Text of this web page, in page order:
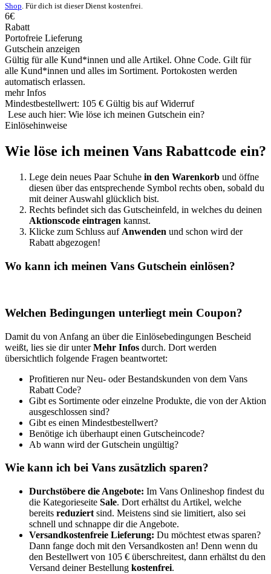
Shop . Für dich ist dieser Dienst kostenfrei.
6€
Rabatt
Portofreie Lieferung
Gutschein anzeigen
Gültig für alle Kund*innen und alle Artikel. Ohne Code. Gilt für
alle Kund*innen und alles im Sortiment. Portokosten werden
automatisch erlassen.
mehr Infos
Mindestbestellwert: 105 € Gültig bis auf Widerruf
Lese auch hier: Wie löse ich meinen Gutschein ein?
Einlösehinweise
Wie löse ich meinen Vans Rabattcode ein?
Lege dein neues Paar Schuhe in den Warenkorb und öffne
diesen über das entsprechende Symbol rechts oben, sobald du
mit deiner Auswahl glücklich bist.
Rechts befindet sich das Gutscheinfeld, in welches du deinen
Aktionscode eintragen kannst.
Klicke zum Schluss auf Anwenden und schon wird der
Rabatt abgezogen!
Wo kann ich meinen Vans Gutschein einlösen?
Welchen Bedingungen unterliegt mein Coupon?
Damit du von Anfang an über die Einlösebedingungen Bescheid
weißt, lies sie dir unterMehr Infos durch. Dort werden
übersichtlich folgende Fragen beantwortet:
Profitieren nur Neu- oder Bestandskunden von dem Vans
Rabatt Code?
Gibt es Sortimente oder einzelne Produkte, die von der Aktion
ausgeschlossen sind?
Gibt es einen Mindestbestellwert?
Benötige ich überhaupt einen Gutscheincode?
Ab wann wird der Gutschein ungültig?
Wie kann ich bei Vans zusätzlich sparen?
Durchstöbere die Angebote: Im Vans Onlineshop findest du
die Kategorieseite Sale. Dort erhältst du Artikel, welche
bereits reduziert sind. Meistens sind sie limitiert, also sei
schnell und schnappe dir die Angebote.
Versandkostenfreie Lieferung: Du möchtest etwas sparen?
Dann fange doch mit den Versandkosten an! Denn wenn du
den Bestellwert von 105 € überschreitest, dann erhältst du den
Versand deiner Bestellung kostenfrei.